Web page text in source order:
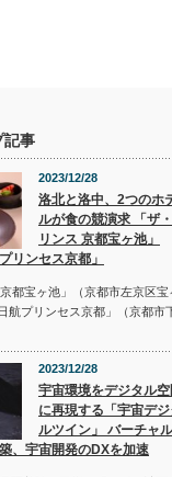
記事
2023/12/28
洛北と洛中、2つのホ
ルが食の競演求 「ザ
リンス 京都宝ヶ池」
リンセス京都」
京都宝ヶ池」（京都市左京区宝
航プリンセス京都」（京都市
2023/12/28
宇宙環境をデジタル空
に再現する「宇宙デジ
ルツイン」 バーチャ
、宇宙開発のDXを加速